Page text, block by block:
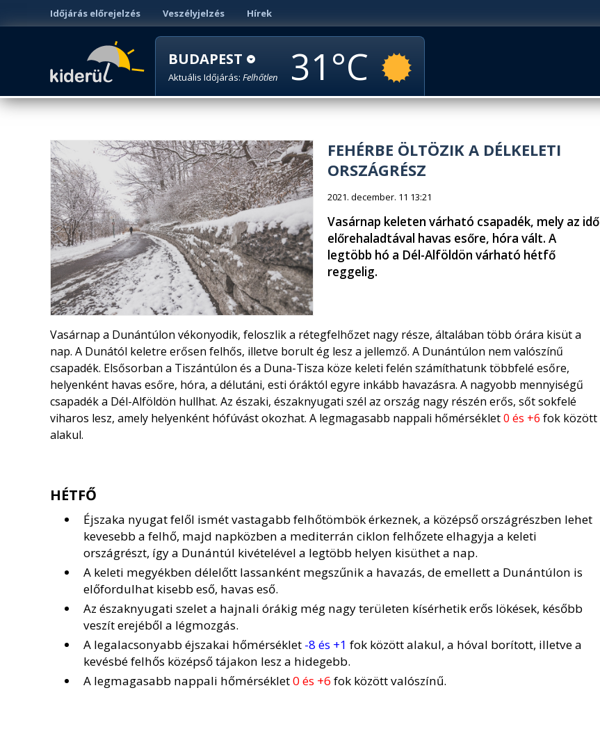
Időjárás előrejelzés Veszélyjelzés Hírek
BUDAPEST
Aktuális Időjárás: Felhőtlen 31
FEHÉRBE ÖLTÖZIK A DÉLKELETI
ORSZÁGRÉSZ
2021. december. 11 13:21
Vasárnap keleten várható csapadék, mely az idő
előrehaladtával havas esőre, hóra vált. A
legtöbb hó a Dél-Alföldön várható hétfő
reggelig.
Vasárnap a Dunántúlon vékonyodik, feloszlik a rétegfelhőzet nagy része, általában több órára kisüt a
nap. A Dunától keletre erősen felhős, illetve borult ég lesz a jellemző. A Dunántúlon nem valószínű
csapadék. Elsősorban a Tiszántúlon és a Duna-Tisza köze keleti felén számíthatunk többfelé esőre,
helyenként havas esőre, hóra, a délutáni, esti óráktól egyre inkább havazásra. A nagyobb mennyiségű
csapadék a Dél-Alföldön hullhat. Az északi, északnyugati szél az ország nagy részén erős, sőt sokfelé
viharos lesz, amely helyenként hófúvást okozhat. A legmagasabb nappali hőmérséklet0 és +6 fok között
alakul.
HÉTFŐ
Éjszaka nyugat felől ismét vastagabb felhőtömbök érkeznek, a középső országrészben lehet
kevesebb a felhő, majd napközben a mediterrán ciklon felhőzete elhagyja a keleti
országrészt, így a Dunántúl kivételével a legtöbb helyen kisüthet a nap.
A keleti megyékben délelőtt lassanként megszűnik a havazás, de emellett a Dunántúlon is
előfordulhat kisebb eső, havas eső.
Az északnyugati szelet a hajnali órákig még nagy területen kísérhetik erős lökések, később
veszít erejéből a légmozgás.
A legalacsonyabb éjszakai hőmérséklet -8 és +1 fok között alakul, a hóval borított, illetve a
kevésbé felhős középső tájakon lesz a hidegebb.
A legmagasabb nappali hőmérséklet0 és +6 fok között valószínű.